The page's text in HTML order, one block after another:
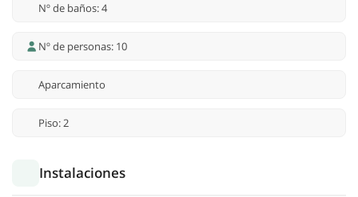
Nº de baños: 4
Nº de personas: 10
Aparcamiento
Piso: 2
Instalaciones